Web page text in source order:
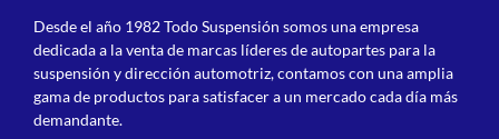
Desde el año 1982 Todo Suspensión somos una empresa
dedicada a la venta de marcas líderes de autopartes para la
suspensión y dirección automotriz, contamos con una amplia
gama de productos para satisfacer a un mercado cada día más
demandante.